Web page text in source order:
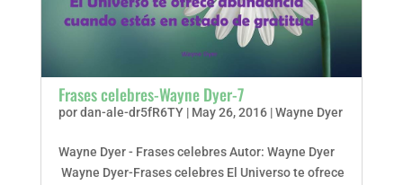
Frases celebres-Wayne Dyer-7
pordan-ale-dr5fR6TY| May 26, 2016|Wayne Dyer
Wayne Dyer - Frases celebres Autor: Wayne Dyer
Wayne Dyer-Frases celebres El Universo te ofrece